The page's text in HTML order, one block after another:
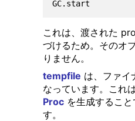
これは、渡された
づけるため。そのオ
りません。
tempfile は、ファイ
なっています。これ
Procを生成すること
す。